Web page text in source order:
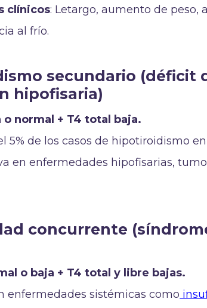
clínicos: Letargo, aumento de peso,
al frío.
secundario (déficit
hipofisaria)
o normal + T4 total baja.
5% de los casos de hipotiroidismo
en enfermedades hipofisarias,
concurrente
o baja + T4 total y libre bajas.
enfermedades sistémicas como